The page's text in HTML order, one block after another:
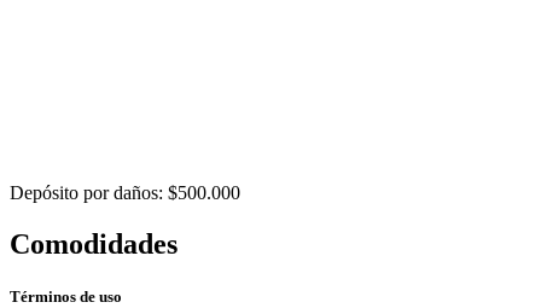
Depósito por daños: $500.000
Comodidades
Términos de uso